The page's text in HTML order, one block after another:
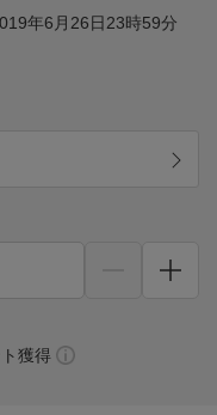
年6月26日23時59分
獲得